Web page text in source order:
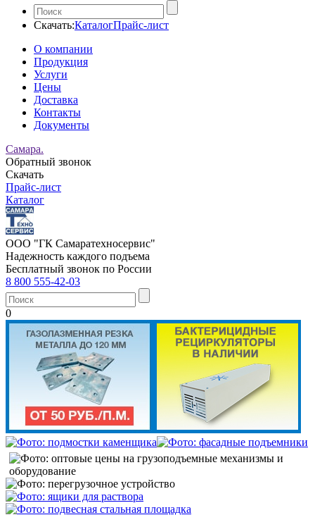
Скачать:КаталогПрайс-лист
О компании
Продукция
Услуги
Цены
Доставка
Контакты
Документы
Самара.
Обратный звонок
Скачать
Прайс-лист
Каталог
ООО "ГК Самаратехносервис"
Надежность каждого подъема
Бесплатный звонок по России
8 800 555-42-03
0